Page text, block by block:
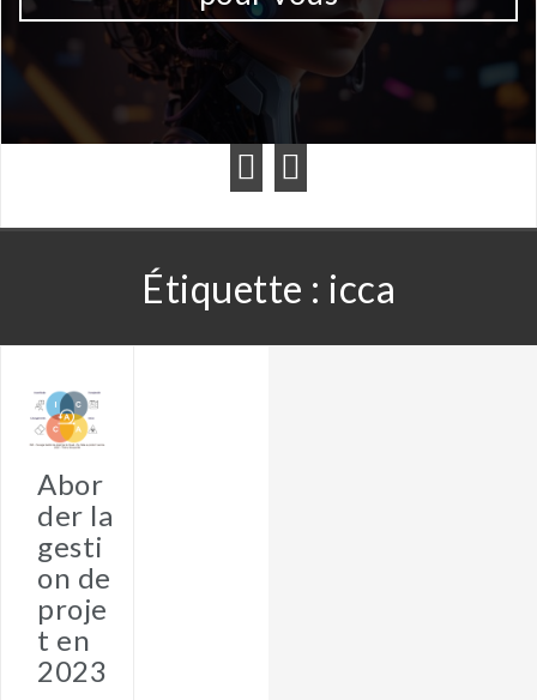
Étiquette : icca
Abor
der la
gesti
on de
proje
t en
2023